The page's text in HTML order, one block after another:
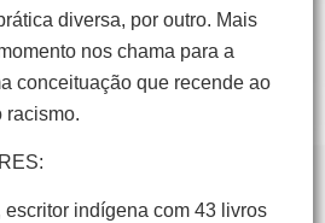
diversa, por outro. Mais
nos chama para a
conceituação que recende ao
racismo.
escritor indígena com 43 livros